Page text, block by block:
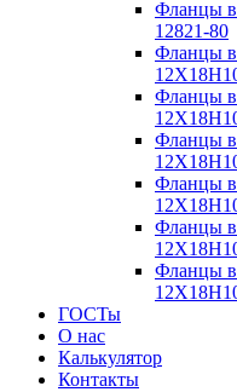
Фланцы
12821-80
Фланцы
Фланцы
Фланцы
Фланцы
Фланцы
Фланцы
ГОСТы
О нас
Калькулятор
Контакты